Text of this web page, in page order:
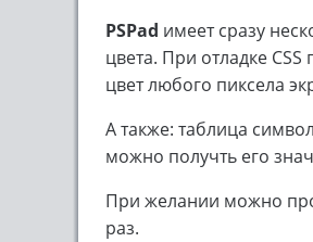
PSPad имеет сразу
цвета. При отладке
цвет любого пиксела
А также: таблица
можно получть его
При желании можно
раз.